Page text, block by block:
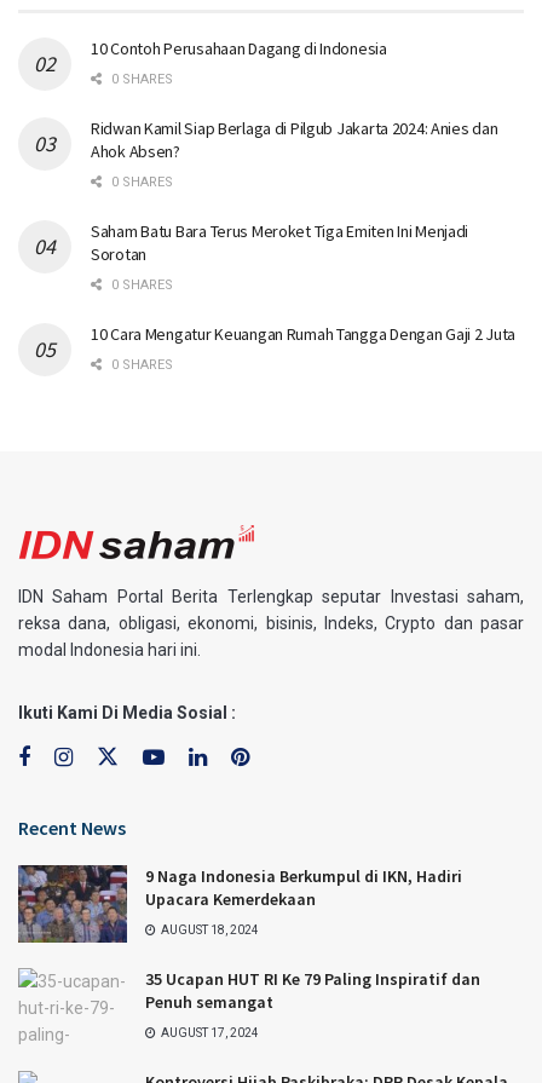
10 Contoh Perusahaan Dagang di Indonesia
0 SHARES
Ridwan Kamil Siap Berlaga di Pilgub Jakarta 2024: Anies dan
Ahok Absen?
0 SHARES
Saham Batu Bara Terus Meroket Tiga Emiten Ini Menjadi
Sorotan
0 SHARES
10 Cara Mengatur Keuangan Rumah Tangga Dengan Gaji 2 Juta
0 SHARES
IDN Saham Portal Berita Terlengkap seputar Investasi saham,
reksa dana, obligasi, ekonomi, bisinis, Indeks, Crypto dan pasar
modal Indonesia hari ini.
Ikuti Kami Di Media Sosial :
Recent News
9 Naga Indonesia Berkumpul di IKN, Hadiri
Upacara Kemerdekaan
AUGUST 18, 2024
35 Ucapan HUT RI Ke 79 Paling Inspiratif dan
Penuh semangat
AUGUST 17, 2024